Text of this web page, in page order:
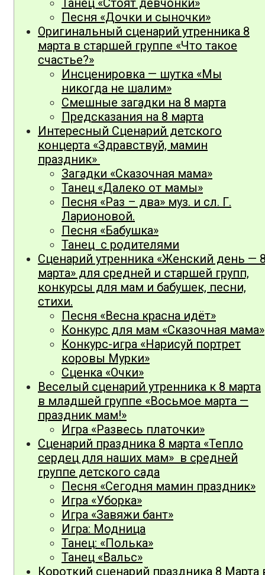
Танец «Стоят девчонки»
Песня «Дочки и сыночки»
Оригинальный сценарий утренника 8
марта в старшей группе «Что такое
счастье?»
Инсценировка — шутка «Мы
никогда не шалим»
Смешные загадки на 8 марта
Предсказания на 8 марта
Интересный Сценарий детского
концерта «Здравствуй, мамин
праздник»
Загадки «Сказочная мама»
Танец «Далеко от мамы»
Песня «Раз – два» муз. и сл. Г.
Ларионовой.
Песня «Бабушка»
Танец с родителями
Сценарий утренника «Женский день —
марта» для средней и старшей групп,
конкурсы для мам и бабушек, песни,
стихи.
Песня «Весна красна идёт»
Конкурс для мам «Сказочная мама»
Конкурс-игра «Нарисуй портрет
коровы Мурки»
Сценка «Очки»
Веселый сценарий утренника к 8 марта
в младшей группе «Восьмое марта —
праздник мам!»
Игра «Развесь платочки»
Сценарий праздника 8 марта «Тепло
сердец для наших мам» в средней
группе детского сада
Песня «Сегодня мамин праздник»
Игра «Уборка»
Игра «Завяжи бант»
Игра: Модница
Танец: «Полька»
Танец «Вальс»
Короткий сценарий праздника 8 Марта